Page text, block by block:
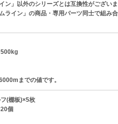
ン」以外のシリーズとは互換性がござい
ライン」の商品・専用パーツ同士で組み
までの値です。
(棚板)×5枚
個